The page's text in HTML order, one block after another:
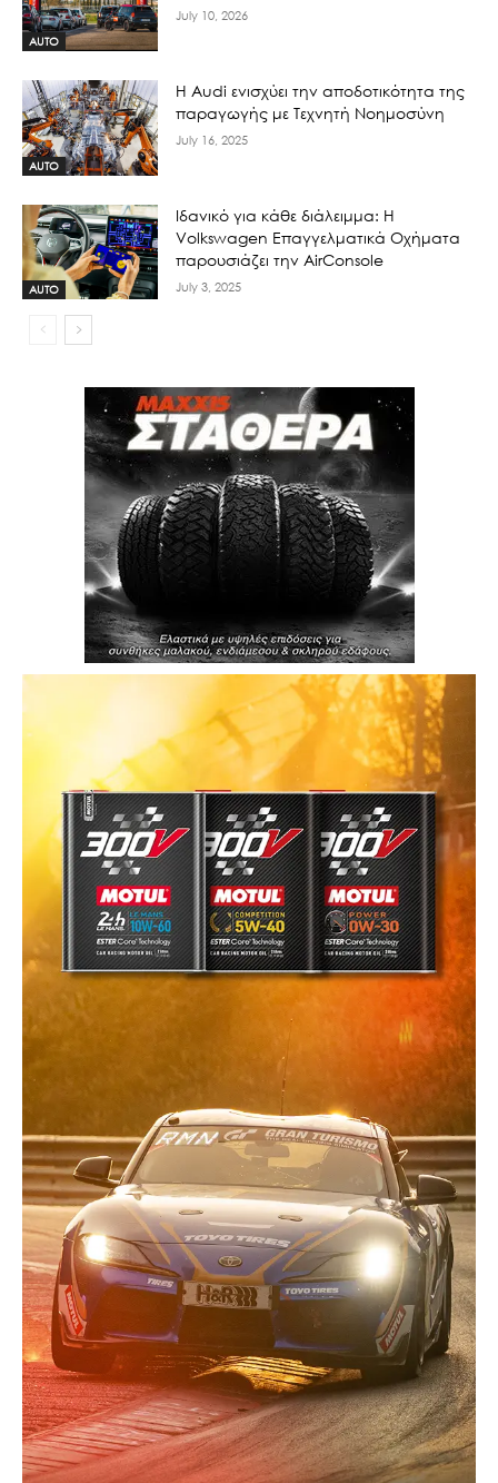
AUTO
July 10, 2026
AUTO
Η Audi ενισχύει την αποδοτικότητα της
παραγωγής με Τεχνητή Νοημοσύνη
July 16, 2025
AUTO
Ιδανικό για κάθε διάλειμμα: Η
Volkswagen Επαγγελματικά Οχήματα
παρουσιάζει την AirConsole
July 3, 2025